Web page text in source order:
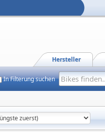
Hersteller
In Filterung suchen